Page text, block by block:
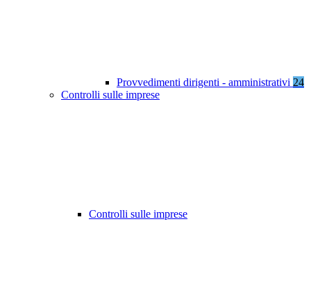
Provvedimenti dirigenti - amministrativi 24
Controlli sulle imprese
Controlli sulle imprese